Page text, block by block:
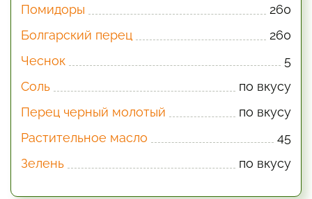
Помидоры
260
Болгарский перец
260
Чеснок
5
Соль
по вкусу
Перец черный молотый
по вкусу
Растительное масло
45
Зелень
по вкусу